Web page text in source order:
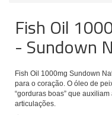
Fish Oil
- Sundown
Fish Oil 1000mg Sundown
para o coração. O óleo de
“gorduras boas” que
articulações.